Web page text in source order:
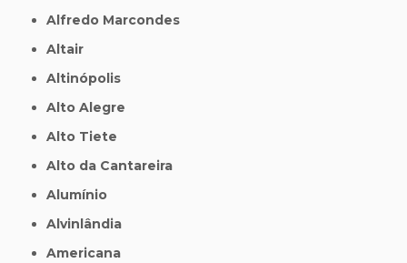
Alfredo Marcondes
Altair
Altinópolis
Alto Alegre
Alto Tiete
Alto da Cantareira
Alumínio
Alvinlândia
Americana